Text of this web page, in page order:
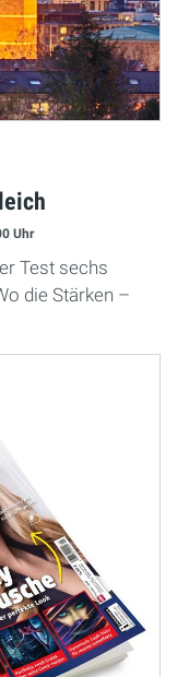
Uhr
Test sechs
die Stärken –